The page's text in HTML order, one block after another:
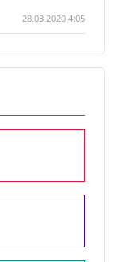
28.03.2020 4:05